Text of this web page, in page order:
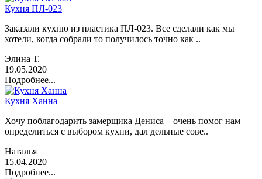
Кухня ПЛ-023
Заказали кухню из пластика ПЛ-023. Все сделали как мы
хотели, когда собрали то получилось точно как ..
Элина Т.
19.05.2020
Подробнее...
Кухня Ханна
Хочу поблагодарить замерщика Дениса – очень помог нам
определиться с выбором кухни, дал дельные сове..
Наталья
15.04.2020
Подробнее...